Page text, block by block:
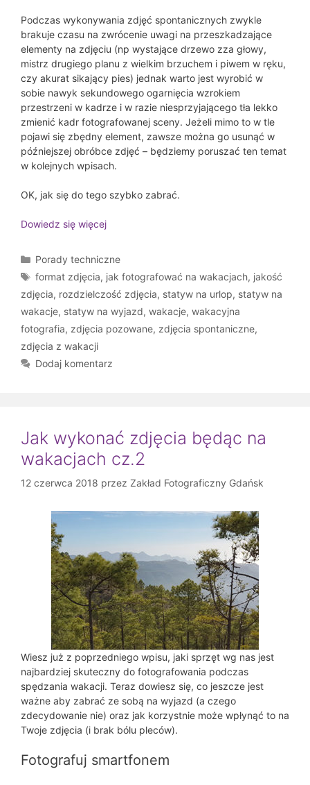
Podczas wykonywania zdjęć spontanicznych zwykle
brakuje czasu na zwrócenie uwagi na przeszkadzające
elementy na zdjęciu (np wystające drzewo zza głowy,
mistrz drugiego planu z wielkim brzuchem i piwem w ręku,
czy akurat sikający pies) jednak warto jest wyrobić w
sobie nawyk sekundowego ogarnięcia wzrokiem
przestrzeni w kadrze i w razie niesprzyjającego tła lekko
zmienić kadr fotografowanej sceny. Jeżeli mimo to w tle
pojawi się zbędny element, zawsze można go usunąć w
późniejszej obróbce zdjęć – będziemy poruszać ten temat
w kolejnych wpisach.
OK, jak się do tego szybko zabrać.
Dowiedz się więcej
Kategorie
Porady techniczne
Tagi
format zdjęcia, jak fotografować na wakacjach, jakość
zdjęcia, rozdzielczość zdjęcia, statyw na urlop, statyw na
wakacje, statyw na wyjazd, wakacje, wakacyjna
fotografia, zdjęcia pozowane, zdjęcia spontaniczne,
zdjęcia z wakacji
Dodaj komentarz
Jak wykonać zdjęcia będąc na
wakacjach cz.2
12 czerwca 2018 przez Zakład Fotograficzny Gdańsk
Wiesz już z poprzedniego wpisu, jaki sprzęt wg nas jest
najbardziej skuteczny do fotografowania podczas
spędzania wakacji. Teraz dowiesz się, co jeszcze jest
ważne aby zabrać ze sobą na wyjazd (a czego
zdecydowanie nie) oraz jak korzystnie może wpłynąć to na
Twoje zdjęcia (i brak bólu pleców).
Fotografuj smartfonem